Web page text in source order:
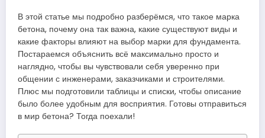
В этой статье мы подробно разберёмся, что такое марка
бетона, почему она так важна, какие существуют виды и
какие факторы влияют на выбор марки для фундамента.
Постараемся объяснить всё максимально просто и
наглядно, чтобы вы чувствовали себя уверенно при
общении с инженерами, заказчиками и строителями.
Плюс мы подготовили таблицы и списки, чтобы описание
было более удобным для восприятия. Готовы отправиться
в мир бетона? Тогда поехали!